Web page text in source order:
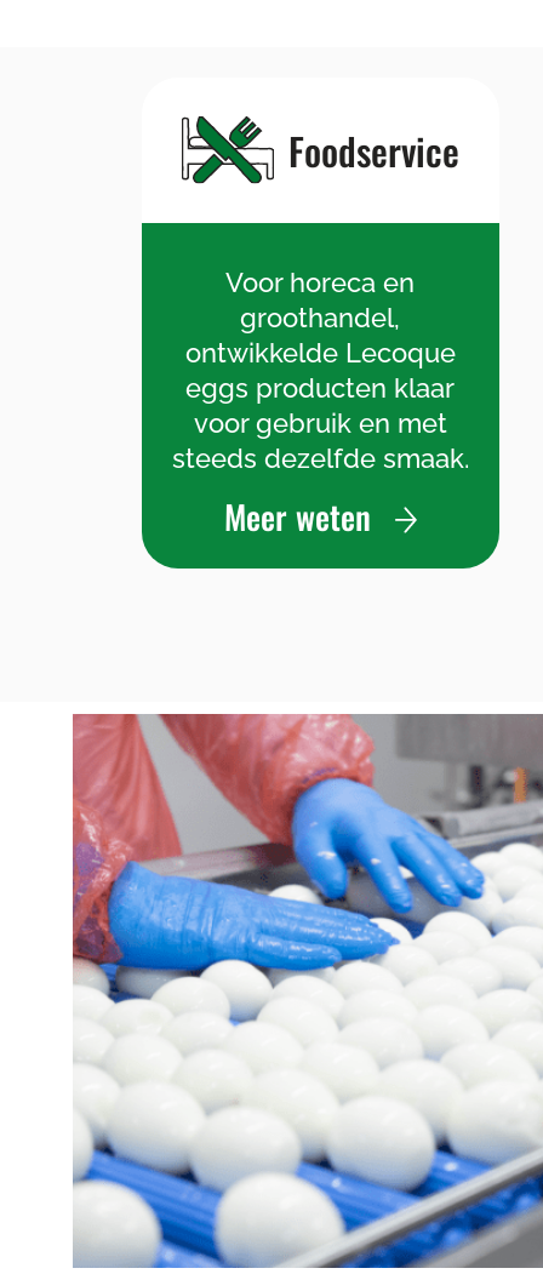
Foodservice
Voor horeca en
groothandel,
ontwikkelde Lecoque
eggs producten klaar
voor gebruik en met
steeds dezelfde smaak.
Meer weten